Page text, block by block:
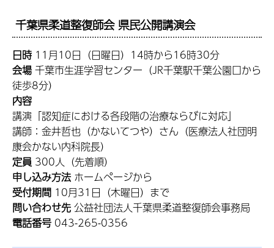
千葉県柔道整復師会 県民公開講演会
日時 11月10日（日曜日）14時から16時30分
会場 千葉市生涯学習センター（JR千葉駅千葉公園口から
徒歩8分）
内容
講演「認知症における各段階の治療ならびに対応」
講師：金井哲也（かないてつや）さん（医療法人社団明
康会かない内科院長）
定員 300人（先着順）
申し込み方法ホームページから
受付期間 10月31日（木曜日）まで
問い合わせ先 公益社団法人千葉県柔道整復師会事務局
電話番号 043-265-0356